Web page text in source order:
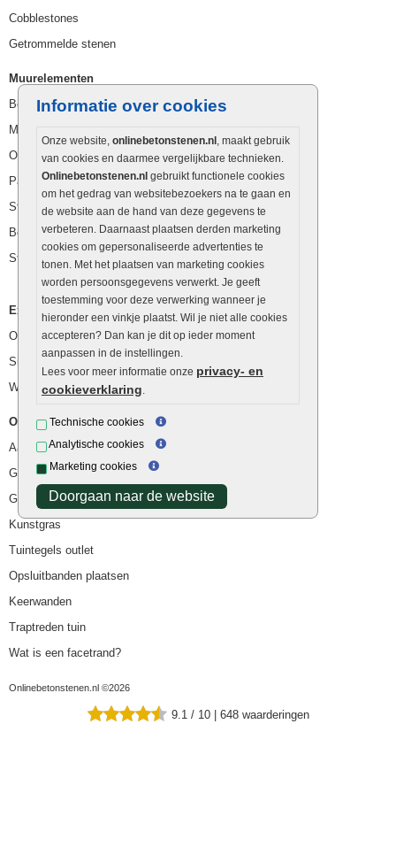
Informatie over cookies
Onze website, onlinebetonstenen.nl , maakt gebruik
van cookies en daarmee vergelijkbare technieken.
Onlinebetonstenen.nl gebruikt functionele cookies
om het gedrag van websitebezoekers na te gaan en
de website aan de hand van deze gegevens te
verbeteren. Daarnaast plaatsen derden marketing
cookies om gepersonaliseerde advertenties te
tonen. Met het plaatsen van marketing cookies
worden persoonsgegevens verwerkt. Je geeft
toestemming voor deze verwerking wanneer je
hieronder een vinkje plaatst. Wil je niet alle cookies
accepteren? Dan kan je dit op ieder moment
aanpassen in de instellingen.
Lees voor meer informatie onze privacy- en
cookieverklaring.
Technische cookies
Analytische cookies
Marketing cookies
Doorgaan naar de website
Cobblestones
Getrommelde stenen
Muurelementen
Betonbielzen
Muurstenen
Opsluitbanden
Palissaden
Stapelblokken
Betonblokken
Stapelstenen
Extra benodigdheden
Ophoogzand
Siergrind en siersplit
Waterafvoer
Overig
Aanbiedingen
Goedkope bestrating
Goedkope tuintegels
Kunstgras
Tuintegels outlet
Opsluitbanden plaatsen
Keerwanden
Traptreden tuin
Wat is een facetrand?
Onlinebetonstenen.nl ©2026
9.1 / 10 | 648 waarderingen